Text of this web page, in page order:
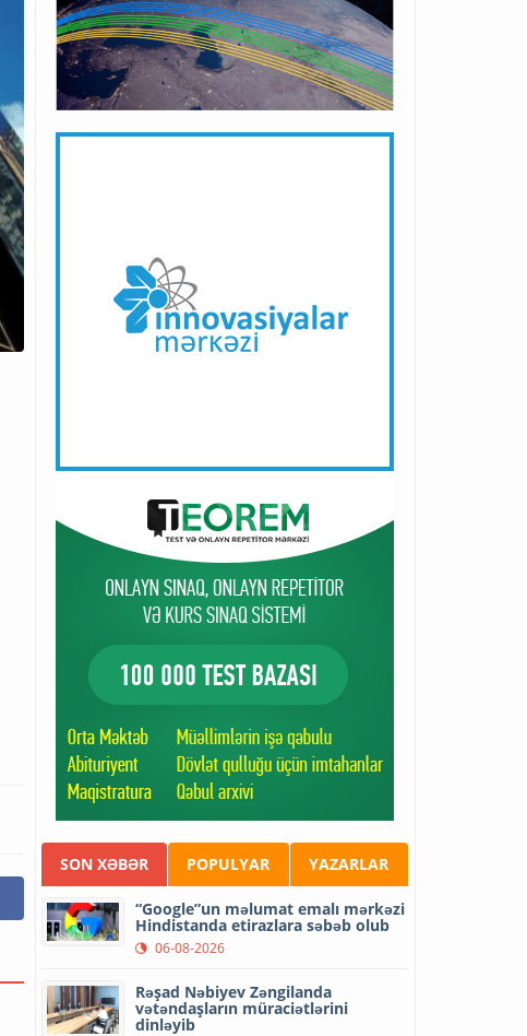
SON XƏBƏR POPULYAR YAZARLAR
“Google”un məlumat emalı mərkəzi
Hindistanda etirazlara səbəb olub
06-08-2026
Rəşad Nəbiyev Zəngilanda
vətəndaşların müraciətlərini
dinləyib